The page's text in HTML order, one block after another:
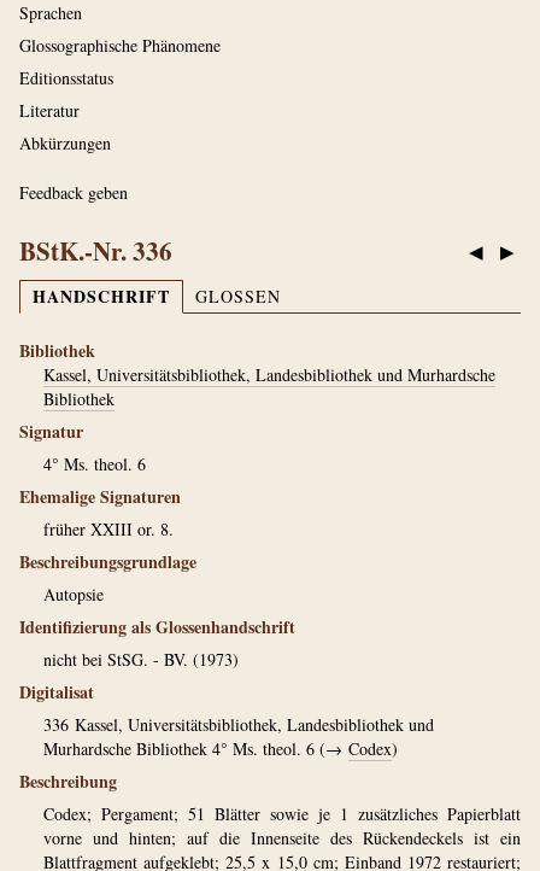
Sprachen
Glossographische Phänomene
Editionsstatus
Literatur
Abkürzungen
Feedback geben
◀ ▶
BStK.-Nr. 336
HANDSCHRIFT GLOSSEN
Bibliothek
Kassel, Universitätsbibliothek, Landesbibliothek und Murhardsche
Bibliothek
Signatur
4° Ms. theol. 6
Ehemalige Signaturen
früher XXIII or. 8.
Beschreibungsgrundlage
Autopsie
Identifizierung als Glossenhandschrift
nicht bei StSG. - BV. (1973)
Digitalisat
336 Kassel, Universitätsbibliothek, Landesbibliothek und
Murhardsche Bibliothek 4° Ms. theol. 6 (→ Codex)
Beschreibung
Codex; Pergament; 51 Blätter sowie je 1 zusätzliches Papierblatt
vorne und hinten; auf die Innenseite des Rückendeckels ist ein
Blattfragment aufgeklebt; 25,5 x 15,0 cm; Einband 1972 restauriert;